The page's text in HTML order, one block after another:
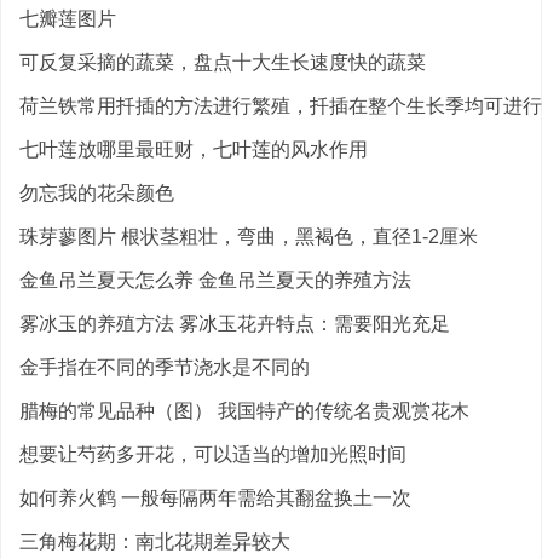
七瓣莲图片
可反复采摘的蔬菜，盘点十大生长速度快的蔬菜
荷兰铁常用扦插的方法进行繁殖，扦插在整个生长季均可进行
七叶莲放哪里最旺财，七叶莲的风水作用
勿忘我的花朵颜色
珠芽蓼图片 根状茎粗壮，弯曲，黑褐色，直径1-2厘米
金鱼吊兰夏天怎么养 金鱼吊兰夏天的养殖方法
雾冰玉的养殖方法 雾冰玉花卉特点：需要阳光充足
金手指在不同的季节浇水是不同的
腊梅的常见品种（图） 我国特产的传统名贵观赏花木
想要让芍药多开花，可以适当的增加光照时间
如何养火鹤 一般每隔两年需给其翻盆换土一次
三角梅花期：南北花期差异较大